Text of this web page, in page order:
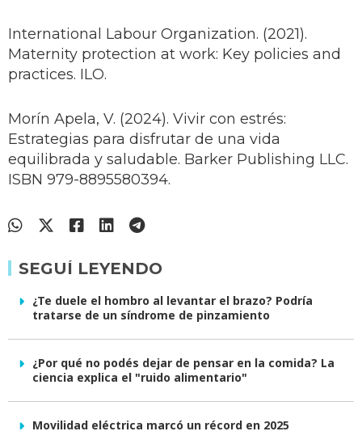
International Labour Organization. (2021).
Maternity protection at work: Key policies and
practices. ILO.
Morín Apela, V. (2024). Vivir con estrés:
Estrategias para disfrutar de una vida
equilibrada y saludable. Barker Publishing LLC.
ISBN 979-8895580394.
SEGUÍ LEYENDO
¿Te duele el hombro al levantar el brazo? Podría
tratarse de un síndrome de pinzamiento
¿Por qué no podés dejar de pensar en la comida? La
ciencia explica el "ruido alimentario"
Movilidad eléctrica marcó un récord en 2025